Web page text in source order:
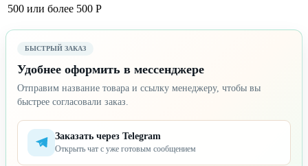
500 или более 500 Р
БЫСТРЫЙ ЗАКАЗ
Удобнее оформить в мессенджере
Отправим название товара и ссылку менеджеру, чтобы вы
быстрее согласовали заказ.
Заказать через Telegram
Открыть чат с уже готовым сообщением